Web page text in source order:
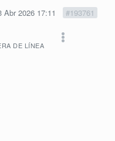
Abr 2026 17:11 #193761
DE LÍNEA